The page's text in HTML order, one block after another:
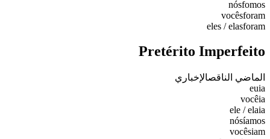
nósfomos
vocêsforam
eles / elasforam
Pretérito Imperfeito
الماضي الناقصالإخباري
euia
vocêia
ele / elaia
nósíamos
vocêsiam